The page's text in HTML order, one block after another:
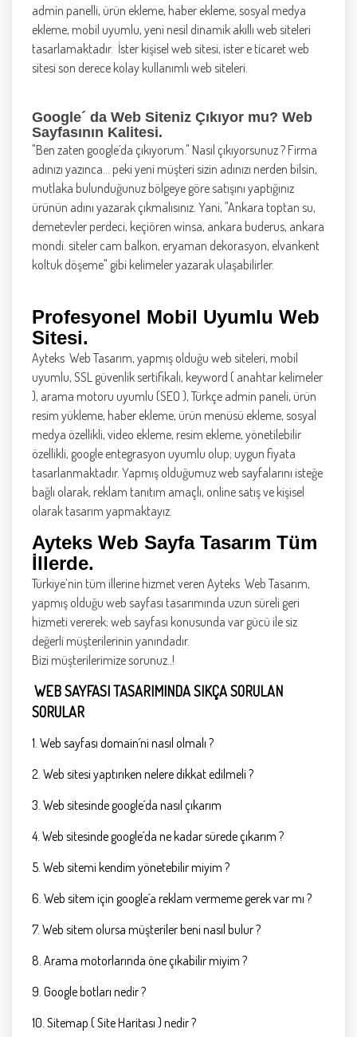
admin panelli, ürün ekleme, haber ekleme, sosyal medya
ekleme, mobil uyumlu, yeni nesil dinamik akıllı web siteleri
tasarlamaktadır. İster kişisel web sitesi, ister e ticaret web
sitesi son derece kolay kullanımlı web siteleri.
Google´ da Web Siteniz Çıkıyor mu? Web
Sayfasının Kalitesi.
"Ben zaten google´da çıkıyorum." Nasıl çıkıyorsunuz ? Firma
adınızı yazınca... peki yeni müşteri sizin adınızı nerden bilsin,
mutlaka bulunduğunuz bölgeye göre satışını yaptığınız
ürünün adını yazarak çıkmalısınız. Yani, "Ankara toptan su,
demetevler perdeci, keçiören winsa, ankara buderus, ankara
mondi. siteler cam balkon, eryaman dekorasyon, elvankent
koltuk döşeme" gibi kelimeler yazarak ulaşabilirler.
Profesyonel Mobil Uyumlu Web
Sitesi.
Ayteks Web Tasarım, yapmış olduğu web siteleri, mobil
uyumlu, SSL güvenlik sertifikalı, keyword ( anahtar kelimeler
), arama motoru uyumlu (SEO ), Türkçe admin paneli, ürün
resim yükleme, haber ekleme, ürün menüsü ekleme, sosyal
medya özellikli, video ekleme, resim ekleme, yönetilebilir
özellikli, google entegrasyon uyumlu olup; uygun fiyata
tasarlanmaktadır. Yapmış olduğumuz web sayfalarını isteğe
bağlı olarak, reklam tanıtım amaçlı, online satış ve kişisel
olarak tasarım yapmaktayız.
Ayteks Web Sayfa Tasarım Tüm
İllerde.
Türkiye’nin tüm illerine hizmet veren Ayteks Web Tasarım,
yapmış olduğu web sayfası tasarımında uzun süreli geri
hizmeti vererek; web sayfası konusunda var gücü ile siz
değerli müşterilerinin yanındadır.
Bizi müşterilerimize sorunuz..!
WEB SAYFASI TASARIMINDA SIKÇA SORULAN
SORULAR
1. Web sayfası domain´ni nasıl olmalı ?
2. Web sitesi yaptırıken nelere dikkat edilmeli ?
3. Web sitesinde google´da nasıl çıkarım
4. Web sitesinde google´da ne kadar sürede çıkarım ?
5. Web sitemi kendim yönetebilir miyim ?
6. Web sitem için google´a reklam vermeme gerek var mı ?
7. Web sitem olursa müşteriler beni nasıl bulur ?
8. Arama motorlarında öne çıkabilir miyim ?
9. Google botları nedir ?
10. Sitemap ( Site Haritası ) nedir ?